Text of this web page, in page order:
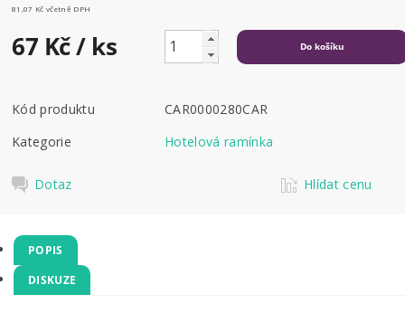
81,07 Kč včetně DPH
67 Kč/ ks
Kód produktu
CAR0000280CAR
Kategorie
Hotelová ramínka
Dotaz Hlídat cenu
POPIS
DISKUZE